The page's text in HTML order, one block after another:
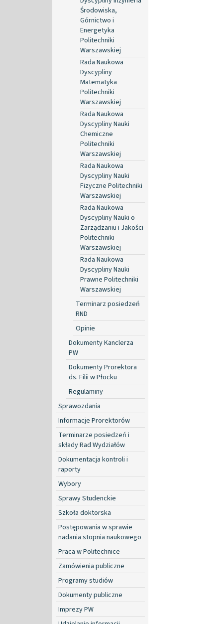
Środowiska,
Górnictwo i
Energetyka
Politechniki
Warszawskiej
Rada Naukowa
Dyscypliny
Matematyka
Politechniki
Warszawskiej
Rada Naukowa
Dyscypliny Nauki
Chemiczne
Politechniki
Warszawskiej
Rada Naukowa
Dyscypliny Nauki
Fizyczne Politechniki
Warszawskiej
Rada Naukowa
Dyscypliny Nauki o
Zarządzaniu i Jakości
Politechniki
Warszawskiej
Rada Naukowa
Dyscypliny Nauki
Prawne Politechniki
Warszawskiej
Terminarz posiedzeń
RND
Opinie
Dokumenty Kanclerza
PW
Dokumenty Prorektora
ds. Filii w Płocku
Regulaminy
Sprawozdania
Informacje Prorektorów
Terminarze posiedzeń i
składy Rad Wydziałów
Dokumentacja kontroli i
raporty
Wybory
Sprawy Studenckie
Szkoła doktorska
Postępowania w sprawie
nadania stopnia naukowego
Praca w Politechnice
Zamówienia publiczne
Programy studiów
Dokumenty publiczne
Imprezy PW